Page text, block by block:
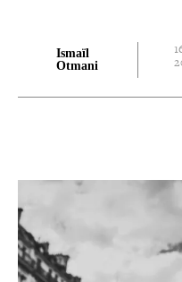
Ismaïl
Otmani